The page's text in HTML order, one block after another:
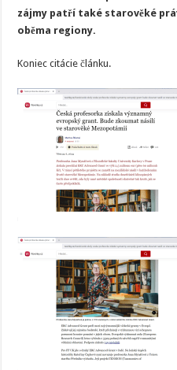
zájmy patří také starověké
oběma regiony.
Koniec citácie článku.